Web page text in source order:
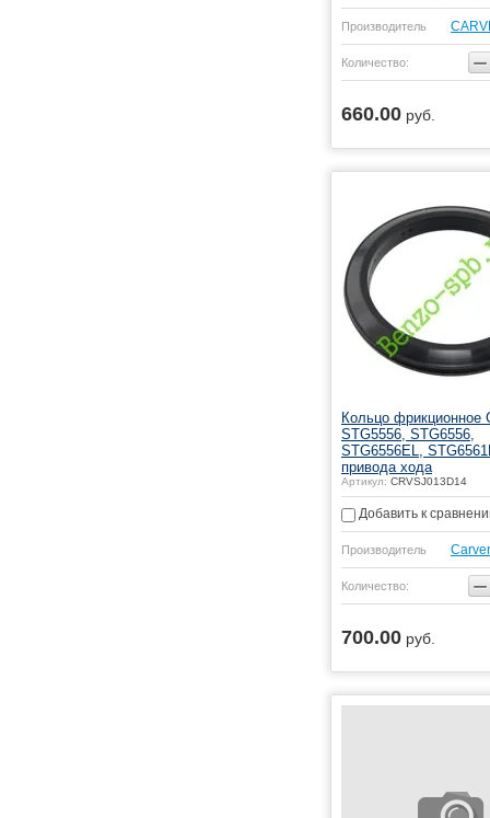
Производитель
Количество: −
660.00 руб.
Кольцо фрикционное
STG5556, STG6556,
STG6556EL,
привода хода
Артикул: CRVSJ013D14
Добавить к
Производитель Carver
Количество: −
700.00 руб.